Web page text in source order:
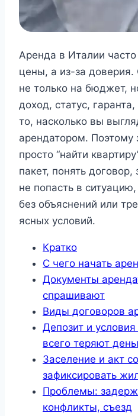
Аренда в Италии
цены, а из-за доверия.
не только на бюджет,
доход, статус,
то, насколько вы
арендатором. Поэтому
просто “найти
пакет, понять договор,
не попасть в
без объяснений или
ясных условий.
Кратко
С чего начать
Документы
спрашивают
Виды договоров
Депозит и
всего теряют
Заселение и акт
зафиксировать
Проблемы:
конфликты, съезд